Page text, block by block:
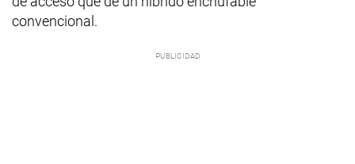
convencional.